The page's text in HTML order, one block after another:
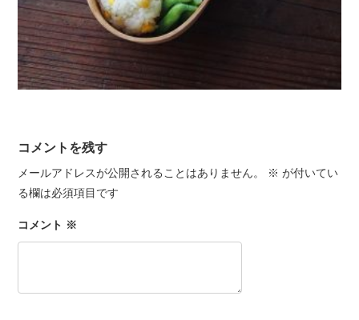
コメントを残す
メールアドレスが公開されることはありません。 ※ が付いてい
る欄は必須項目です
コメント ※